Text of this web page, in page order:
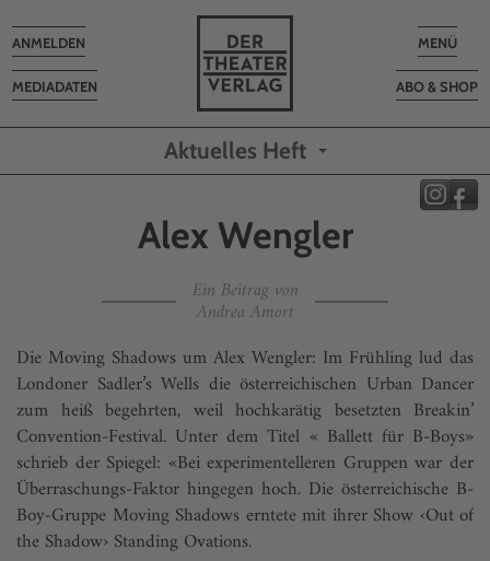
Toggle
MENÜ
ABO & SHOP
MEDIADATEN
Toggle
navigation
ANMELDEN
Aktuelles Heft
Alex Wengler
Ein Beitrag von
Andrea Amort
Die Moving Shadows um Alex Wengler: Im Frühling lud das
Londoner Sadler’s Wells die österreichischen Urban Dancer
zum heiß begehrten, weil hochkarätig besetzten Breakin’
Convention-Festival. Unter dem Titel « Ballett für B-Boys»
schrieb der Spiegel: «Bei experimentelleren Gruppen war der
Überraschungs-Faktor hingegen hoch. Die österreichische B-
Boy-Gruppe Moving Shadows erntete mit ihrer Show ‹Out of
the Shadow› Standing Ovations.